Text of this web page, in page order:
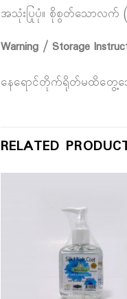
အသုံးပြုပုံ။ စိုစွတ်သောလက် (
Warning / Storage
နေရောင်တိုက်ရိုတ်မထိတွေ့သေ
RELATED